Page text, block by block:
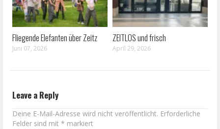
Fliegende Elefanten über Zeitz
Juni 07, 2026
ZEITLOS und frisch
April 29, 2026
Leave a Reply
Deine E-Mail-Adresse wird nicht veröffentlicht. Erforderliche
Felder sind mit* markiert